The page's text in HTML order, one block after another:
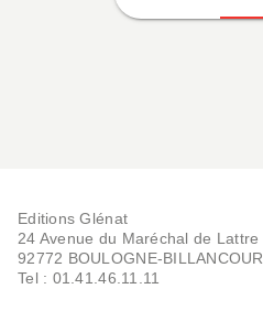
Editions Glénat
24 Avenue du Maréchal de
92772 BOULOGNE-
Tel : 01.41.46.11.11